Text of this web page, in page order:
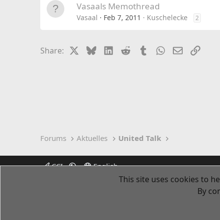
Vasaals Memothread
Vasaal Feb 7, 2011 Kuschelecke 2
Share: BlueskyLinkedIn
Reddit TumblrWhatsApp
EmailLink
Forums Aktuelles United Talk
CCI English
This site uses cookies to
By